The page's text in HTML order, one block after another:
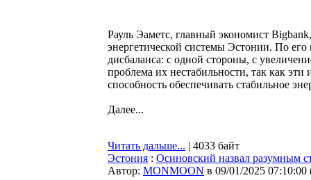
Рауль Эаметс, главный экономист
энергетической системы Эстонии. По
дисбаланса: с одной стороны, с
проблема их нестабильности, так как
способность обеспечивать стабильное
Далее...
Читать дальше... | 4033 байт
Эстония : Осиновский назвал разумным
Автор: MONMOON в 09/01/2025 07:10:00